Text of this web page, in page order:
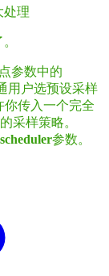
处理
参数中的
用户选预设采样
你传入一个完全
采样策略。
scheduler参数。